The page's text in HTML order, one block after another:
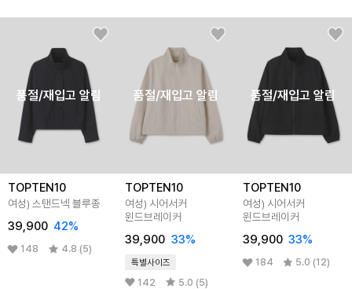
품절/재입고 알림
TOPTEN10
여성) 스탠드넥 블루종
39,900 42%
148 4.8 (5)
품절/재입고 알림
TOPTEN10
여성) 시어서커
윈드브레이커
39,900 33%
특별사이즈
142 5.0 (5)
품절/재입고 알림
TOPTEN10
여성) 시어서커
윈드브레이커
39,900 33%
184 5.0 (12)